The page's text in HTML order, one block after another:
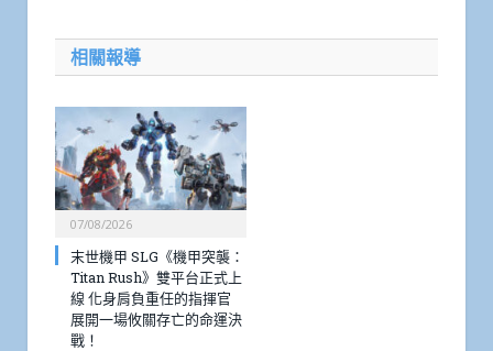
相關報導
07/08/2026
末世機甲 SLG《機甲突襲：
Titan Rush》雙平台正式上
線 化身肩負重任的指揮官
展開一場攸關存亡的命運決
戰！